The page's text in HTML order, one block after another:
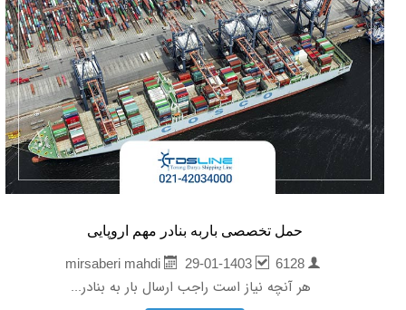
حمل تخصصی باربه بنادر مهم اروپایی
mirsaberi mahdi
29-01-1403 6128
هر آنچه نیاز است راجب ارسال بار به بنادر...